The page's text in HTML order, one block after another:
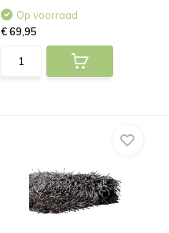
Op voorraad
€ 69,95